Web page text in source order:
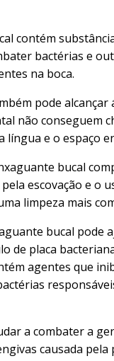
contém
bactérias e
na boca.
pode alcançar
não conseguem
língua e o espaço
bucal
escovação e o
limpeza mais
bucal pode
de placa
agentes que
a combater a
causada pela